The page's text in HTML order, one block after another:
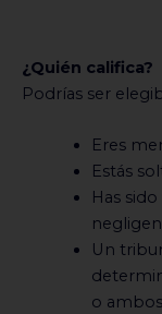
¿Quién califica?
Podrías ser
Eres
Estás
Has
Un
o